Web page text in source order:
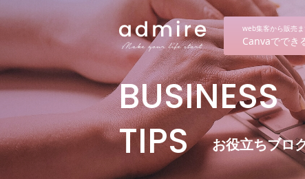
web集客から販売
Canvaででき
BUSINESS
TIPS
お役立ちブロ